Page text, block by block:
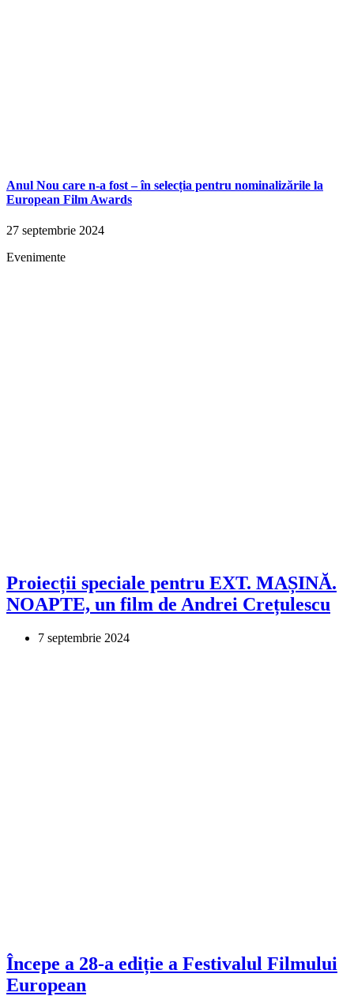
Anul Nou care n-a fost – în selecția pentru nominalizările la
European Film Awards
27 septembrie 2024
Evenimente
Proiecții speciale pentru EXT. MAȘINĂ.
NOAPTE, un film de Andrei Crețulescu
7 septembrie 2024
Începe a 28-a ediție a Festivalul Filmului
European